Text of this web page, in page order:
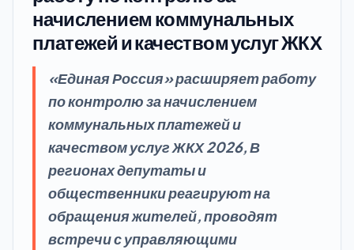
начислением коммунальных
платежей и качеством услуг ЖКХ
«Единая Россия» расширяет работу
по контролю за начислением
коммунальных платежей и
качеством услуг ЖКХ 2026, В
регионах депутаты и
общественники реагируют на
обращения жителей, проводят
встречи с управляющими